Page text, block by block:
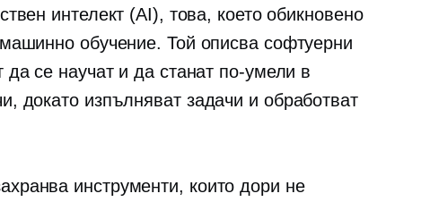
интелект (AI), това, което обикновено
обучение. Той описва софтуерни
да се научат и да станат по-умели в
докато изпълняват задачи и обработват
инструменти, които дори не